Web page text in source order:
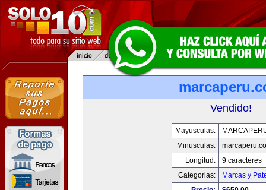
Vendido!
Mayusculas:
Minusculas:
Longitud:
9 caracteres
Categorias:
Marcas y